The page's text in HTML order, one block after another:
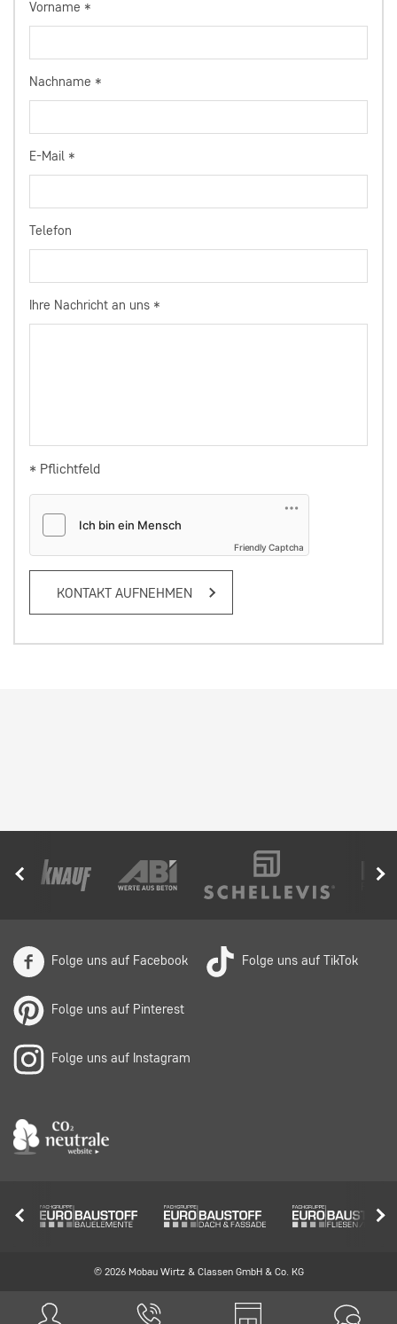
Vorname *
Nachname *
E-Mail *
Telefon
Ihre Nachricht an uns *
* Pflichtfeld
Friendly Captcha
KONTAKT AUFNEHMEN
Folge uns auf Facebook Folge uns auf TikTok
Folge uns auf Pinterest
Folge uns auf Instagram
© 2026 Mobau Wirtz & Classen GmbH & Co. KG